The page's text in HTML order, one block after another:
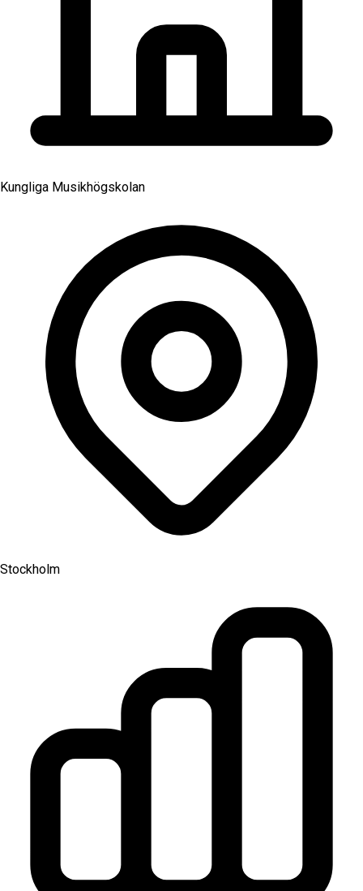
Kungliga Musikhögskolan
Stockholm